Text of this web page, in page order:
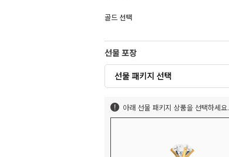
골드 선택
선물 포장
선물 패키지 선택
아래 선물 패키지 상품을 선택하세요.